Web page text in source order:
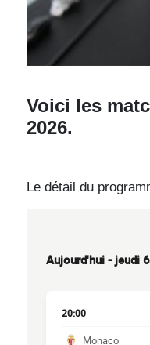
Voici les
2026.
Le détail du